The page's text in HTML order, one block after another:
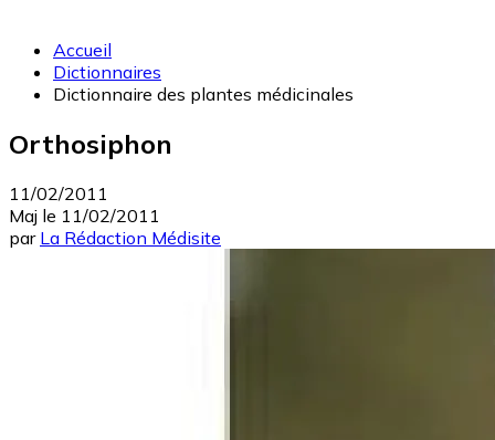
Accueil
Dictionnaires
Dictionnaire des plantes médicinales
Orthosiphon
11/02/2011
Maj le 11/02/2011
par La Rédaction Médisite